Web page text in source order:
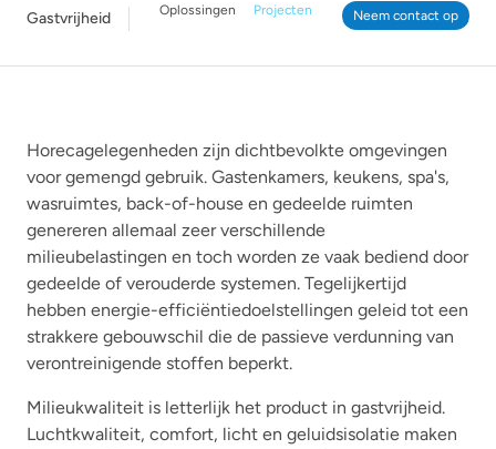
Gastvrijheid Oplossingen Projecten Neem contact op
Horecagelegenheden zijn dichtbevolkte omgevingen
voor gemengd gebruik. Gastenkamers, keukens, spa's,
wasruimtes, back-of-house en gedeelde ruimten
genereren allemaal zeer verschillende
milieubelastingen en toch worden ze vaak bediend door
gedeelde of verouderde systemen. Tegelijkertijd
hebben energie-efficiëntiedoelstellingen geleid tot een
strakkere gebouwschil die de passieve verdunning van
verontreinigende stoffen beperkt.
Milieukwaliteit is letterlijk het product in gastvrijheid.
Luchtkwaliteit, comfort, licht en geluidsisolatie maken